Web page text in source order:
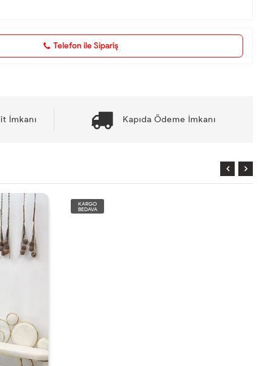
Telefon ile Sipariş
İmkanı Kapıda Ödeme İmkanı
KARGO
BEDAVA